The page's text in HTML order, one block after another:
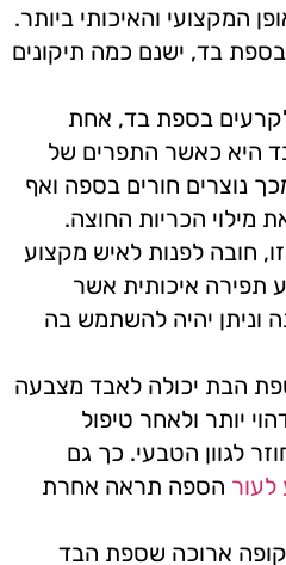
המקצועי והאיכותי ביותר.
בד, ישנם כמה תיקונים
בספת בד, אחת
היא כאשר התפרים של
נוצרים חורים בספה ואף
מילוי הכריות החוצה.
חובה לפנות לאיש מקצוע
תפירה איכותית אשר
וניתן יהיה להשתמש בה
הבת יכולה לאבד מצבעה
יותר ולאחר טיפול
לגוון הטבעי. כך גם
לעור הספה תראה אחרת
ארוכה שספת הבד